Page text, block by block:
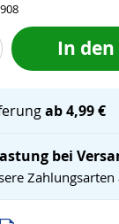
In
ab 4,99 €
bei
Zahlungsarten